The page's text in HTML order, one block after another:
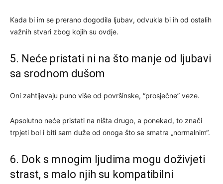
Kada bi im se prerano dogodila ljubav, odvukla bi ih od ostalih
važnih stvari zbog kojih su ovdje.
5. Neće pristati ni na što manje od ljubavi
sa srodnom dušom
Oni zahtijevaju puno više od površinske, “prosječne” veze.
Apsolutno neće pristati na ništa drugo, a ponekad, to znači
trpjeti bol i biti sam duže od onoga što se smatra „normalnim“.
6. Dok s mnogim ljudima mogu doživjeti
strast, s malo njih su kompatibilni